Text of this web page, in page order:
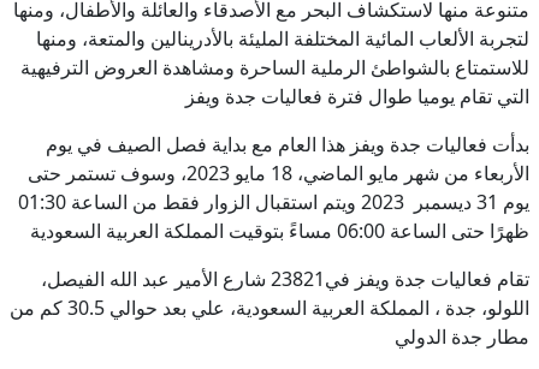
متنوعة منها لاستكشاف البحر مع الأصدقاء والعائلة والأطفال، ومنها
لتجربة الألعاب المائية المختلفة المليئة بالأدرينالين والمتعة، ومنها
للاستمتاع بالشواطئ الرملية الساحرة ومشاهدة العروض الترفيهية
التي تقام يوميا طوال فترة فعاليات جدة ويفز
بدأت فعاليات جدة ويفز هذا العام مع بداية فصل الصيف في يوم
الأربعاء من شهر مايو الماضي، 18 مايو 2023، وسوف تستمر حتى
يوم 31 ديسمبر 2023 ويتم استقبال الزوار فقط من الساعة 01:30
ظهرًا حتى الساعة 06:00 مساءً بتوقيت المملكة العربية السعودية
تقام فعاليات جدة ويفز في23821 شارع الأمير عبد الله الفيصل،
اللولو، جدة ، المملكة العربية السعودية، علي بعد حوالي 30.5 كم من
مطار جدة الدولي